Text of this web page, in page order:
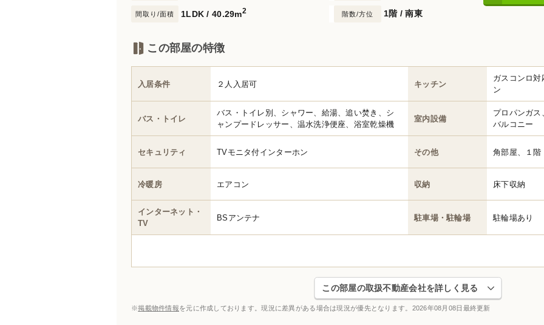
間取り/面積 1LDK / 40.29m2 階数/方位 1階 / 南東
この部屋の特徴
入居条件 ２人入居可 キッチン
ガスコンロ対
ン
バス・トイレ
バス・トイレ別、シャワー、給湯、追い焚き、シ
ャンプードレッサー、温水洗浄便座、浴室乾燥機
室内設備
プロパンガス
バルコニー
セキュリティ TVモニタ付インターホン その他 角部屋、１階
冷暖房 エアコン 収納 床下収納
インターネット・
TV
BSアンテナ 駐車場・駐輪場 駐輪場あり
この部屋の取扱不動産会社を詳しく見る
※掲載物件情報を元に作成しております。現況に差異がある場合は現況が優先となります。 2026年08月08日最終更新